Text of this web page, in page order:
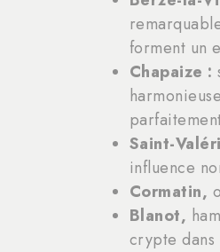
forment un
Chapaize :
Saint-
influence
Cormatin,
Blanot,
crypte dans